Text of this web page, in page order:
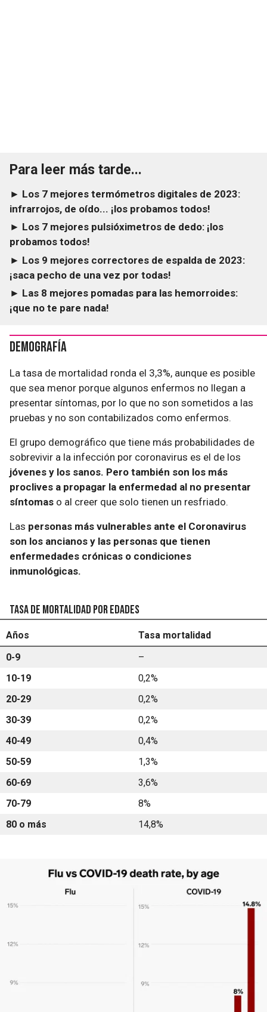
Para leer más tarde...
► Los 7 mejores termómetros digitales de 2023:
infrarrojos, de oído... ¡los probamos todos!
► Los 7 mejores pulsióximetros de dedo: ¡los
probamos todos!
► Los 9 mejores correctores de espalda de 2023:
¡saca pecho de una vez por todas!
► Las 8 mejores pomadas para las hemorroides:
¡que no te pare nada!
Demografía
La tasa de mortalidad ronda el 3,3%, aunque es posible
que sea menor porque algunos enfermos no llegan a
presentar síntomas, por lo que no son sometidos a las
pruebas y no son contabilizados como enfermos.
El grupo demográfico que tiene más probabilidades de
sobrevivir a la infección por coronavirus es el de los
jóvenes y los sanos. Pero también son los más
proclives a propagar la enfermedad al no presentar
síntomas o al creer que solo tienen un resfriado.
Las personas más vulnerables ante el Coronavirus
son los ancianos y las personas que tienen
enfermedades crónicas o condiciones
inmunológicas.
Tasa de mortalidad por edades
Años
Tasa mortalidad
0-9
–
10-19
0,2%
20-29
0,2%
30-39
0,2%
40-49
0,4%
50-59
1,3%
60-69
3,6%
70-79
8%
80 o más
14,8%